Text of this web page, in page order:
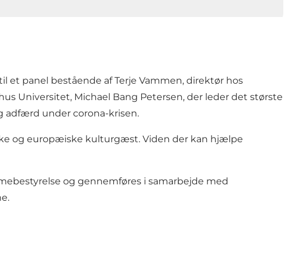
panel bestående af Terje Vammen, direktør hos
Universitet, Michael Bang Petersen, der leder det største
adfærd under corona-krisen.
og europæiske kulturgæst. Viden der kan hjælpe
og gennemføres i samarbejde med